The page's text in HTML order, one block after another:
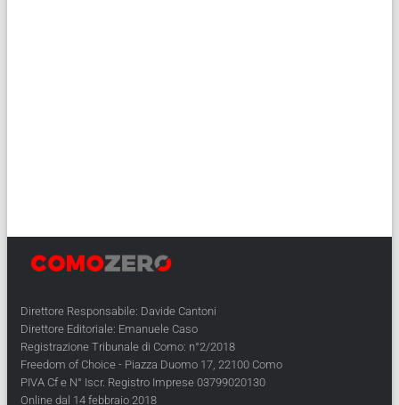
Direttore Responsabile: Davide Cantoni
Direttore Editoriale: Emanuele Caso
Registrazione Tribunale di Como: n°2/2018
Freedom of Choice - Piazza Duomo 17, 22100 Como
PIVA Cf e N° Iscr. Registro Imprese 03799020130
Online dal 14 febbraio 2018